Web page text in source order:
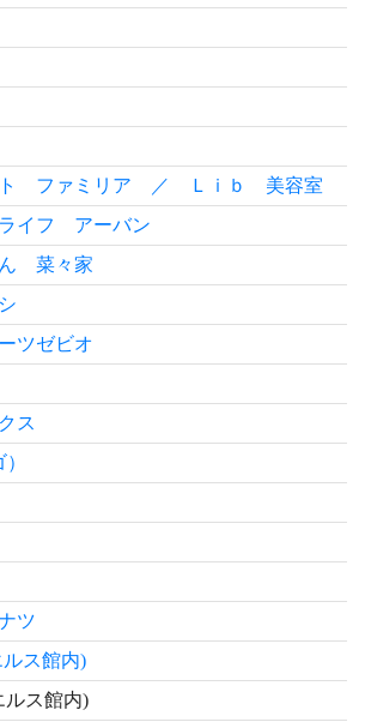
ト ファミリア ／ Ｌｉｂ 美容室
イフ アーバン
菜々家
ツゼビオ
ス
ツ
ス館内)
ルス館内)